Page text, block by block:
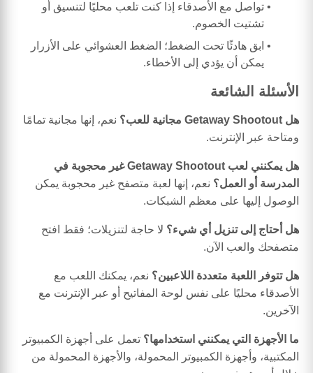
تواصل مع الأصدقاء إذا كنت تلعب محليًا لتنسيق أو
تشتيت الخصوم.
ابق هادئًا تحت الضغط؛ الضغط العشوائي على الأزرار
يمكن أن يؤدي إلى الأخطاء.
الأسئلة الشائعة
هل Getaway Shootout مجانية للعب؟
نعم، إنها مجانية تمامًا
ومتاحة عبر الإنترنت.
هل يمكنني لعب Getaway Shootout غير محجوبة في
المدرسة أو العمل؟ نعم، إنها لعبة متصفح غير محجوبة يمكن
الوصول إليها على معظم الشبكات.
هل أحتاج إلى تنزيل أي شيء؟ لا حاجة لتنزيلات؛ فقط افتح
متصفحك والعب الآن.
هل تتوفر اللعبة متعددة اللاعبين؟ نعم، يمكنك اللعب مع
الأصدقاء محليًا على نفس لوحة المفاتيح أو عبر الإنترنت مع
الآخرين.
ما الأجهزة التي يمكنني استخدامها؟ تعمل على أجهزة الكمبيوتر
المكتبية، وأجهزة الكمبيوتر المحمولة، والأجهزة المحمولة من